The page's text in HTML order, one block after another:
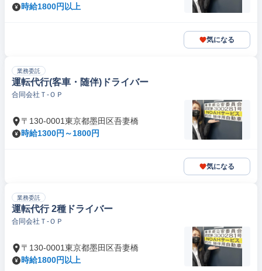
時給1800円以上
気になる
業務委託
運転代行(客車・随伴)ドライバー
合同会社Ｔ‐ＯＰ
〒130-0001東京都墨田区吾妻橋
時給1300円～1800円
気になる
業務委託
運転代行 2種ドライバー
合同会社Ｔ‐ＯＰ
〒130-0001東京都墨田区吾妻橋
時給1800円以上